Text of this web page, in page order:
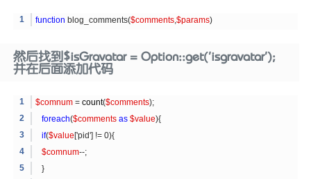
function blog_comments($comments ,$params)
然后找到$isGravatar = Option::get('isgravatar');
并在后面添加代码
$comnum =count($comments);
foreach($comments as $value){
if($value['pid'] != 0){
$comnum--;
}